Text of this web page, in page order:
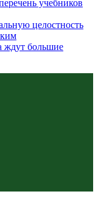
учебников
целостность
ждут большие